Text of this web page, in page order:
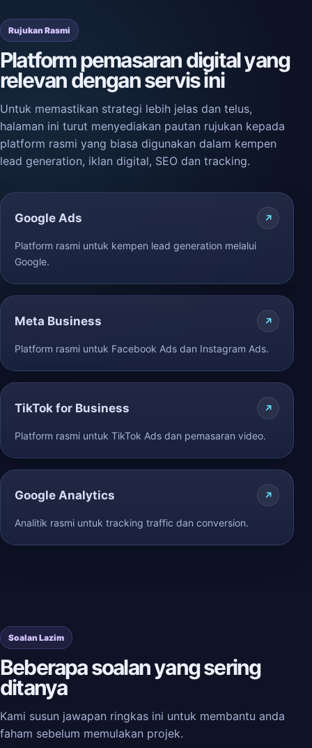
Rujukan Rasmi
Platform pemasaran digital yang
relevan dengan servis ini
Untuk memastikan strategi lebih jelas dan telus,
halaman ini turut menyediakan pautan rujukan kepada
platform rasmi yang biasa digunakan dalam kempen
lead generation, iklan digital, SEO dan tracking.
Google Ads
Platform rasmi untuk kempen lead generation melalui
Google.
Meta Business
Platform rasmi untuk Facebook Ads dan Instagram Ads.
TikTok for Business
Platform rasmi untuk TikTok Ads dan pemasaran video.
Google Analytics
Analitik rasmi untuk tracking traffic dan conversion.
Soalan Lazim
Beberapa soalan yang sering
ditanya
Kami susun jawapan ringkas ini untuk membantu anda
faham sebelum memulakan projek.